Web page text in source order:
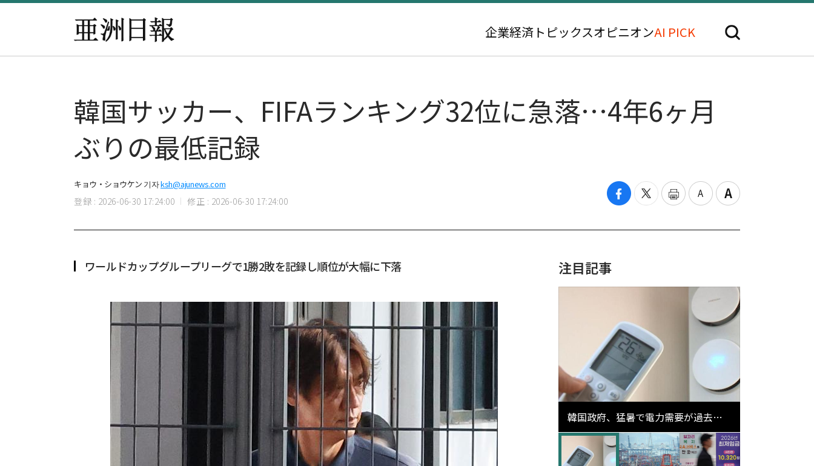
企業経済 トピックスオピニオンAI PICK
韓国サッカー、FIFAランキング32位に急落…4年6ヶ月
ぶりの最低記録
キョウ・ショウケン 기자ksh@ajunews.com
登録 : 2026-06-30 17:24:00 修正 : 2026-06-30 17:24:00
ワールドカップグループリーグで1勝2敗を記録し順位が大幅に下落 注目記事
韓国政府、猛暑で電力需要が過去最
高更新の可能性に需給対応体制を点